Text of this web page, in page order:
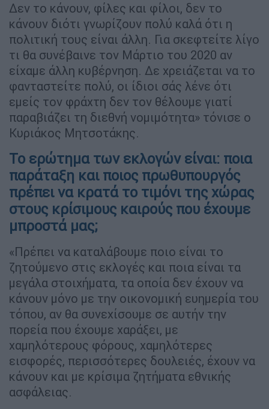
Δεν το κάνουν, φίλες και φίλοι, δεν το
κάνουν διότι γνωρίζουν πολύ καλά ότι η
πολιτική τους είναι άλλη. Για σκεφτείτε λίγο
τι θα συνέβαινε τον Μάρτιο του 2020 αν
είχαμε άλλη κυβέρνηση. Δε χρειάζεται να το
φανταστείτε πολύ, οι ίδιοι σάς λένε ότι
εμείς τον φράχτη δεν τον θέλουμε γιατί
παραβιάζει τη διεθνή νομιμότητα» τόνισε ο
Κυριάκος Μητσοτάκης.
Το ερώτημα των εκλογών είναι: ποια
παράταξη και ποιος πρωθυπουργός
πρέπει να κρατά το τιμόνι της χώρας
στους κρίσιμους καιρούς που έχουμε
μπροστά μας;
«Πρέπει να καταλάβουμε ποιο είναι το
ζητούμενο στις εκλογές και ποια είναι τα
μεγάλα στοιχήματα, τα οποία δεν έχουν να
κάνουν μόνο με την οικονομική ευημερία του
τόπου, αν θα συνεχίσουμε σε αυτήν την
πορεία που έχουμε χαράξει, με
χαμηλότερους φόρους, χαμηλότερες
εισφορές, περισσότερες δουλειές, έχουν να
κάνουν και με κρίσιμα ζητήματα εθνικής
ασφάλειας.